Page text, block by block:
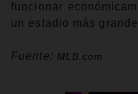
funcionar
un estadio más
Fuente: MLB.com